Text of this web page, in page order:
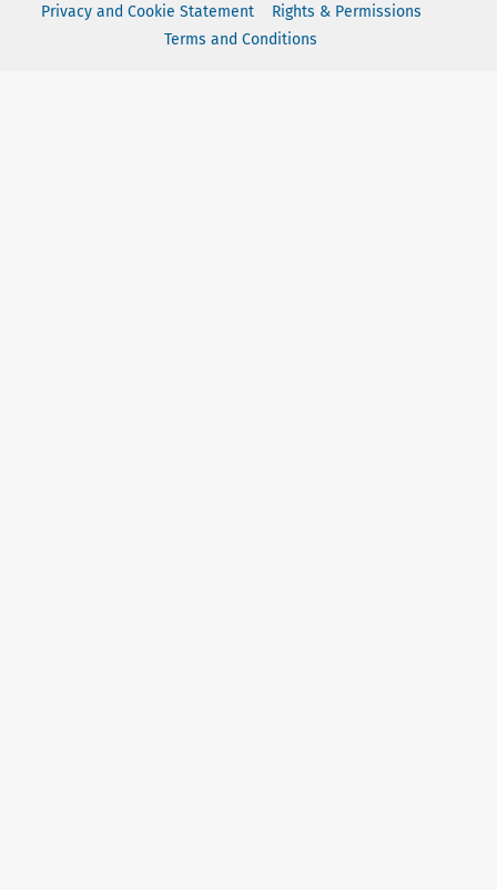
Privacy and Cookie Statement
Rights & Permissions
Terms and Conditions